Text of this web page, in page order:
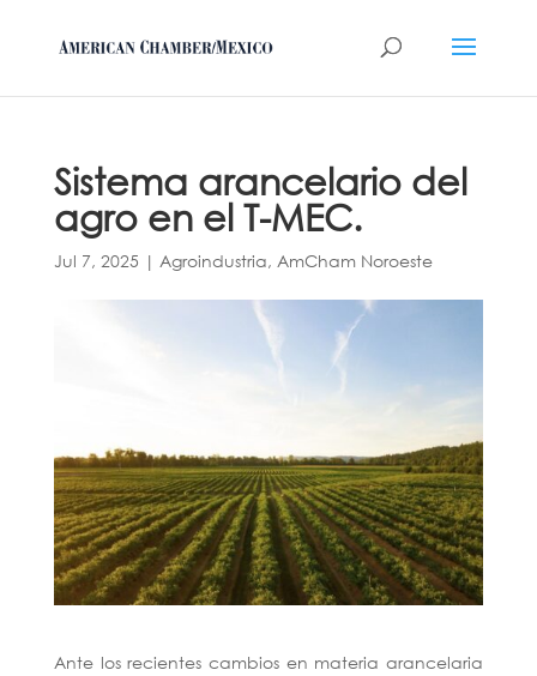
Sistema arancelario del
agro en el T-MEC.
Jul 7, 2025 | Agroindustria, AmCham Noroeste
Ante los recientes cambios en materia arancelaria